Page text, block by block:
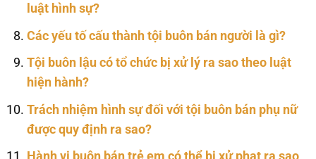
luật hình sự?
Các yếu tố cấu thành tội buôn bán người là gì?
Tội buôn lậu có tổ chức bị xử lý ra sao theo luật
hiện hành?
Trách nhiệm hình sự đối với tội buôn bán phụ nữ
được quy định ra sao?